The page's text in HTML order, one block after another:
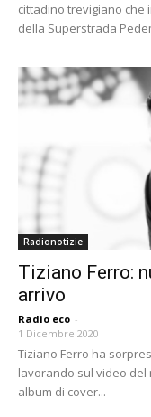
cittadino trevigiano che
della Superstrada
Radionotizie
Tiziano Ferro:
arrivo
Radio eco -
1 Dicembre 2020
Tiziano Ferro ha
lavorando sul video
album di cover...